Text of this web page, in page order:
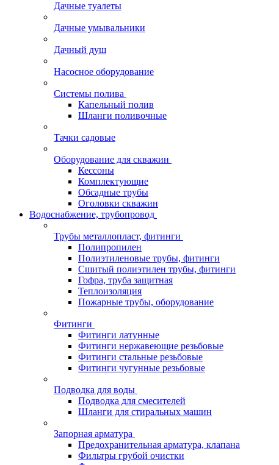
Дачные туалеты
Дачные умывальники
Дачный душ
Насосное оборудование
Системы полива
Капельный полив
Шланги поливочные
Тачки садовые
Оборудование для скважин
Кессоны
Комплектующие
Обсадные трубы
Оголовки скважин
Водоснабжение, трубопровод
Трубы металлопласт, фитинги
Полипропилен
Полиэтиленовые трубы, фитинги
Сшитый полиэтилен трубы, фитинги
Гофра, труба защитная
Теплоизоляция
Пожарные трубы, оборудование
Фитинги
Фитинги латунные
Фитинги нержавеющие резьбовые
Фитинги стальные резьбовые
Фитинги чугунные резьбовые
Подводка для воды
Подводка для смесителей
Шланги для стиральных машин
Запорная арматура
Предохранительная арматура, клапана
Фильтры грубой очистки